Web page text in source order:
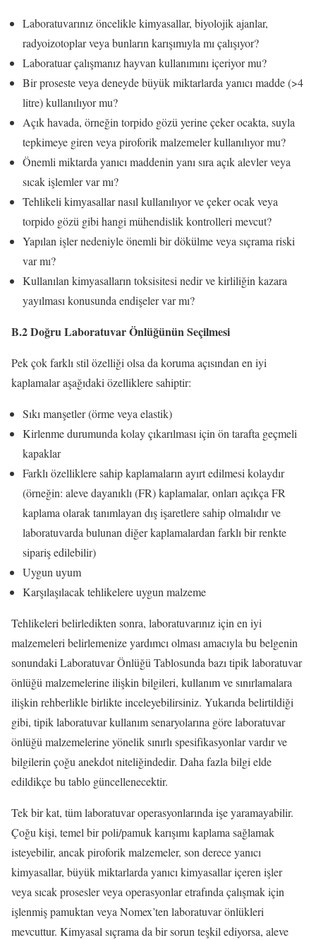
Laboratuvarınız öncelikle kimyasallar, biyolojik ajanlar,
radyoizotoplar veya bunların karışımıyla mı çalışıyor?
Laboratuar çalışmanız hayvan kullanımını içeriyor mu?
Bir proseste veya deneyde büyük miktarlarda yanıcı madde (>4
litre) kullanılıyor mu?
Açık havada, örneğin torpido gözü yerine çeker ocakta, suyla
tepkimeye giren veya piroforik malzemeler kullanılıyor mu?
Önemli miktarda yanıcı maddenin yanı sıra açık alevler veya
sıcak işlemler var mı?
Tehlikeli kimyasallar nasıl kullanılıyor ve çeker ocak veya
torpido gözü gibi hangi mühendislik kontrolleri mevcut?
Yapılan işler nedeniyle önemli bir dökülme veya sıçrama riski
var mı?
Kullanılan kimyasalların toksisitesi nedir ve kirliliğin kazara
yayılması konusunda endişeler var mı?
B.2 Doğru Laboratuvar Önlüğünün Seçilmesi
Pek çok farklı stil özelliği olsa da koruma açısından en iyi
kaplamalar aşağıdaki özelliklere sahiptir:
Sıkı manşetler (örme veya elastik)
Kirlenme durumunda kolay çıkarılması için ön tarafta geçmeli
kapaklar
Farklı özelliklere sahip kaplamaların ayırt edilmesi kolaydır
(örneğin: aleve dayanıklı (FR) kaplamalar, onları açıkça FR
kaplama olarak tanımlayan dış işaretlere sahip olmalıdır ve
laboratuvarda bulunan diğer kaplamalardan farklı bir renkte
sipariş edilebilir)
Uygun uyum
Karşılaşılacak tehlikelere uygun malzeme
Tehlikeleri belirledikten sonra, laboratuvarınız için en iyi
malzemeleri belirlemenize yardımcı olması amacıyla bu belgenin
sonundaki Laboratuvar Önlüğü Tablosunda bazı tipik laboratuvar
önlüğü malzemelerine ilişkin bilgileri, kullanım ve sınırlamalara
ilişkin rehberlikle birlikte inceleyebilirsiniz. Yukarıda belirtildiği
gibi, tipik laboratuvar kullanım senaryolarına göre laboratuvar
önlüğü malzemelerine yönelik sınırlı spesifikasyonlar vardır ve
bilgilerin çoğu anekdot niteliğindedir. Daha fazla bilgi elde
edildikçe bu tablo güncellenecektir.
Tek bir kat, tüm laboratuvar operasyonlarında işe yaramayabilir.
Çoğu kişi, temel bir poli/pamuk karışımı kaplama sağlamak
isteyebilir, ancak piroforik malzemeler, son derece yanıcı
kimyasallar, büyük miktarlarda yanıcı kimyasallar içeren işler
veya sıcak prosesler veya operasyonlar etrafında çalışmak için
işlenmiş pamuktan veya Nomex’ten laboratuvar önlükleri
mevcuttur. Kimyasal sıçrama da bir sorun teşkil ediyorsa, aleve